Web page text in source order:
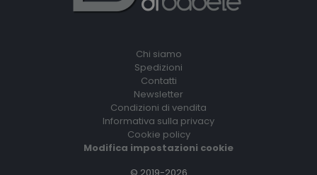
Chi siamo
Spedizioni
Contatti
Newsletter
Condizioni di vendita
Informativa sulla privacy
Cookie policy
Modifica impostazioni cookie
© 2019-2026